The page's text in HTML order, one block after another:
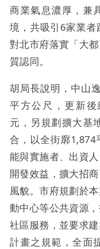
商業氣息濃厚，兼
境，共吸引6家業
對北市府落實「大
質認同。
胡局長說明，中山
平方公尺，更新
元，另規劃擴大基
合，以全街廓
能與實施者、出資
開發效益，擴大招
風貌。市府規劃於
動中心等公共資源
社區服務，並要求
計畫之規範，全面